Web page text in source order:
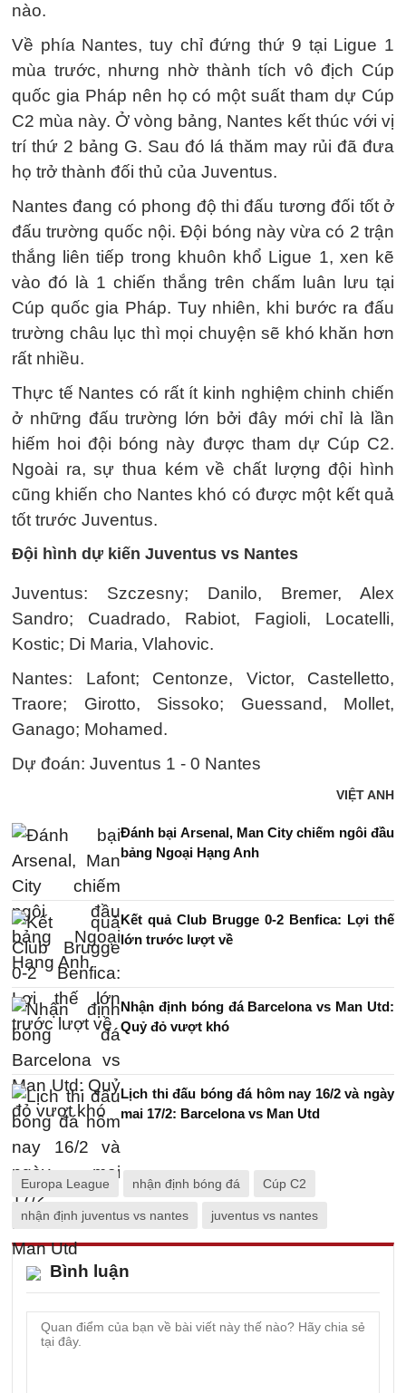
nào.
Về phía Nantes, tuy chỉ đứng thứ 9 tại Ligue 1
mùa trước, nhưng nhờ thành tích vô địch Cúp
quốc gia Pháp nên họ có một suất tham dự Cúp
C2 mùa này. Ở vòng bảng, Nantes kết thúc với vị
trí thứ 2 bảng G. Sau đó lá thăm may rủi đã đưa
họ trở thành đối thủ của Juventus.
Nantes đang có phong độ thi đấu tương đối tốt ở
đấu trường quốc nội. Đội bóng này vừa có 2 trận
thắng liên tiếp trong khuôn khổ Ligue 1, xen kẽ
vào đó là 1 chiến thắng trên chấm luân lưu tại
Cúp quốc gia Pháp. Tuy nhiên, khi bước ra đấu
trường châu lục thì mọi chuyện sẽ khó khăn hơn
rất nhiều.
Thực tế Nantes có rất ít kinh nghiệm chinh chiến
ở những đấu trường lớn bởi đây mới chỉ là lần
hiếm hoi đội bóng này được tham dự Cúp C2.
Ngoài ra, sự thua kém về chất lượng đội hình
cũng khiến cho Nantes khó có được một kết quả
tốt trước Juventus.
Đội hình dự kiến Juventus vs Nantes
Juventus: Szczesny; Danilo, Bremer, Alex
Sandro; Cuadrado, Rabiot, Fagioli, Locatelli,
Kostic; Di Maria, Vlahovic.
Nantes: Lafont; Centonze, Victor, Castelletto,
Traore; Girotto, Sissoko; Guessand, Mollet,
Ganago; Mohamed.
Dự đoán: Juventus 1 - 0 Nantes
VIỆT ANH
Đánh bại Arsenal, Man City chiếm ngôi đầu
bảng Ngoại Hạng Anh
Kết quả Club Brugge 0-2 Benfica: Lợi thế
lớn trước lượt về
Nhận định bóng đá Barcelona vs Man Utd:
Quỷ đỏ vượt khó
Lịch thi đấu bóng đá hôm nay 16/2 và ngày
mai 17/2: Barcelona vs Man Utd
Europa League nhận định bóng đá Cúp C2
nhận định juventus vs nantes juventus vs nantes
Bình luận